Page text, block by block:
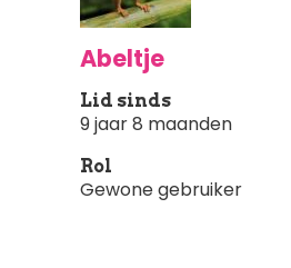
Abeltje
Lid sinds
9 jaar 8 maanden
Rol
Gewone gebruiker